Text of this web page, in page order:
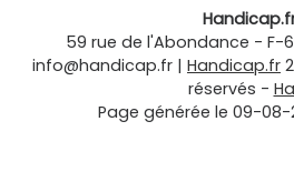
59 rue de l'Abondance - F-
info@handicap.fr | Handicap.fr
réservés -
Page générée le 09-08-